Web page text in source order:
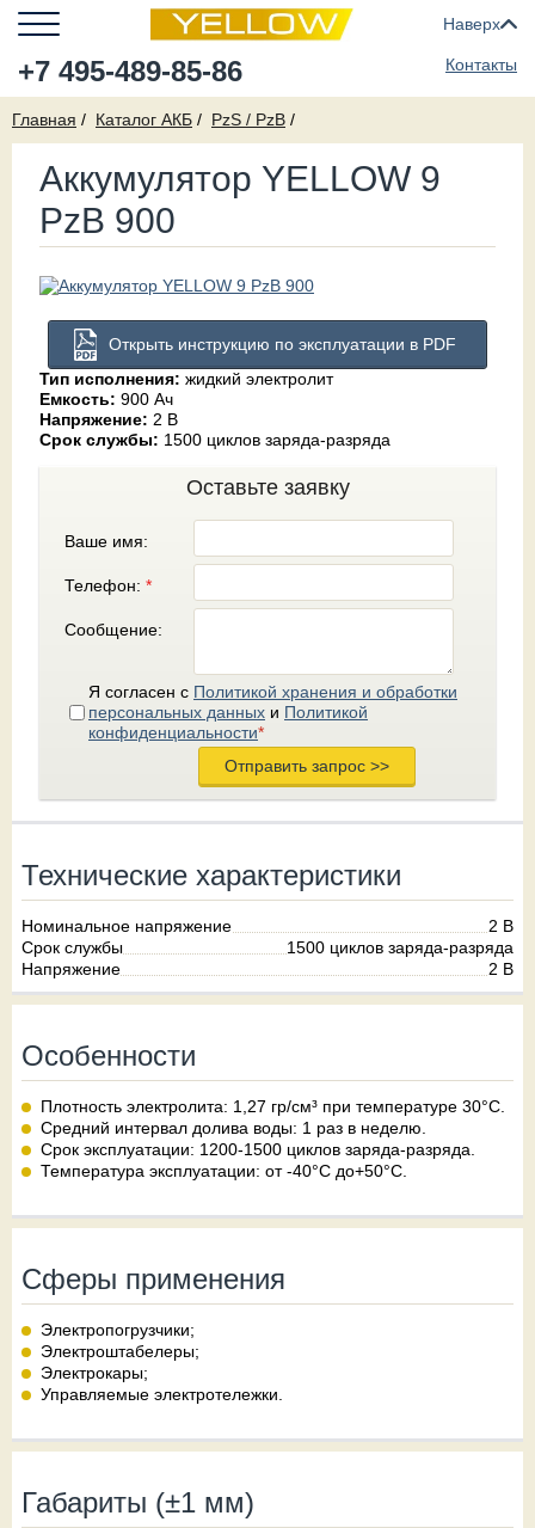
+7 495-489-85-86
Наверх
Контакты
Главная Каталог АКБ PzS / PzB
Аккумулятор YELLOW 9
PzB 900
Открыть инструкцию по эксплуатации в PDF
Тип исполнения: жидкий электролит
Емкость: 900 Ач
Напряжение: 2 В
Срок службы: 1500 циклов заряда-разряда
Оставьте заявку
Ваше имя:
Телефон: *
Сообщение:
Я согласен с Политикой хранения и обработки
персональных данных и Политикой
конфиденциальности*
Технические характеристики
Номинальное напряжение
2 В
Срок службы
1500 циклов заряда-разряда
Напряжение
2 В
Особенности
Плотность электролита: 1,27 гр/см³ при температуре 30°С.
Средний интервал долива воды: 1 раз в неделю.
Срок эксплуатации: 1200-1500 циклов заряда-разряда.
Температура эксплуатации: от -40°С до+50°С.
Сферы применения
Электропогрузчики;
Электроштабелеры;
Электрокары;
Управляемые электротележки.
Габариты (±1 мм)